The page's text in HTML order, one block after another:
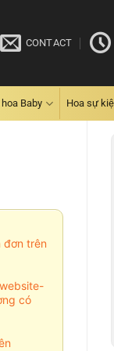
CONTACT
hoa Baby Hoa sự
đơn trên
có